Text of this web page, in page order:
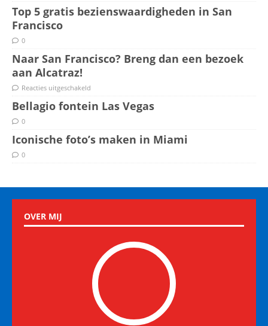
Top 5 gratis bezienswaardigheden in San
Francisco
0
Naar San Francisco? Breng dan een bezoek
aan Alcatraz!
Reacties uitgeschakeld
Bellagio fontein Las Vegas
0
Iconische foto’s maken in Miami
0
OVER MIJ